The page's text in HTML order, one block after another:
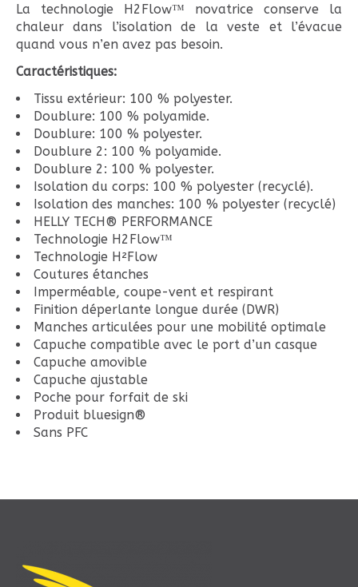
La technologie H2Flow™ novatrice conserve la
chaleur dans l’isolation de la veste et l’évacue
quand vous n’en avez pas besoin.
Caractéristiques:
Tissu extérieur: 100 % polyester.
Doublure: 100 % polyamide.
Doublure: 100 % polyester.
Doublure 2: 100 % polyamide.
Doublure 2: 100 % polyester.
Isolation du corps: 100 % polyester (recyclé).
Isolation des manches: 100 % polyester (recyclé)
HELLY TECH® PERFORMANCE
Technologie H2Flow™
Technologie H²Flow
Coutures étanches
Imperméable, coupe-vent et respirant
Finition déperlante longue durée (DWR)
Manches articulées pour une mobilité optimale
Capuche compatible avec le port d’un casque
Capuche amovible
Capuche ajustable
Poche pour forfait de ski
Produit bluesign®
Sans PFC